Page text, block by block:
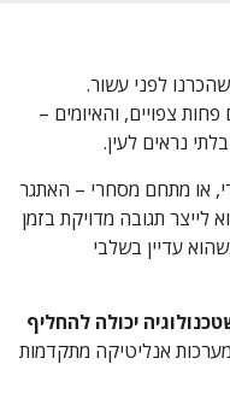
לפני עשור.
צפויים, והאיומים –
נראים לעין.
או מתחם מסחרי – האתגר
של מערכי האבטחה ב־2025 הוא לייצר תגובה מדויקת בזמן
עדיין בשלבי
יכולה להחליף
אנליטיקה מתקדמות